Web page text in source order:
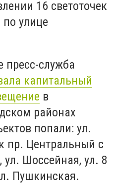
16 светоточек
улице
пресс-служба
капитальный
в
районах
попали: ул.
пр. Центральный с
ул. Шоссейная, ул. 8
Пушкинская.